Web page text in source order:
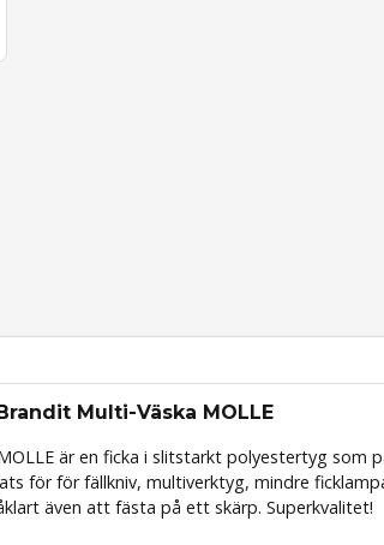
Multi-Väska MOLLE
är en ficka i slitstarkt polyestertyg som
för för fällkniv, multiverktyg, mindre
även att fästa på ett skärp. Superkvalitet!